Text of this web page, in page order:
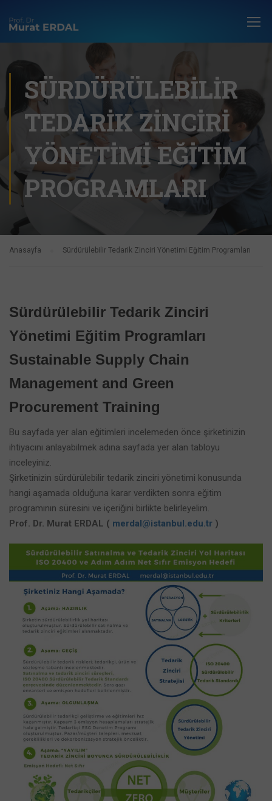
SÜRDÜRÜLEBILIR
TEDARIK ZINCIRI
YÖNETIMI EĞITIM
PROGRAMLARI
Anasayfa Sürdürülebilir Tedarik Zinciri Yönetimi Eğitim Programları
Sürdürülebilir Tedarik Zinciri
Yönetimi Eğitim Programları
Sustainable Supply Chain
Management and Green
Procurement Training
Bu sayfada yer alan eğitimleri incelemeden önce şirketinizin
ihtiyacını anlayabilmek adına sayfada yer alan tabloyu
inceleyiniz.
Şirketinizin sürdürülebilir tedarik zinciri yönetimi konusunda
hangi aşamada olduğuna karar verdikten sonra eğitim
programının süresini ve içeriğini birlikte belirleyelim.
Prof. Dr. Murat ERDAL ( merdal@istanbul.edu.tr )